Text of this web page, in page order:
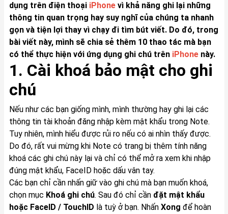
dụng trên điện thoại iPhonevì khả năng ghi lại những
thông tin quan trọng hay suy nghĩ của chúng ta nhanh
gọn và tiện lợi thay vì chạy đi tìm bút viết. Do đó, trong
bài viết này, mình sẽ chia sẻ thêm 10 thao tác mà bạn
có thể thực hiện với ứng dụng ghi chú trên iPhonenày.
1. Cài khoá bảo mật cho ghi
chú
Nếu như các bạn giống mình, mình thường hay ghi lại các
thông tin tài khoản đăng nhập kèm mật khẩu trong Note.
Tuy nhiên, mình hiểu được rủi ro nếu có ai nhìn thấy được.
Do đó, rất vui mừng khi Note có trang bị thêm tính năng
khoá các ghi chú này lại và chỉ có thể mở ra xem khi nhập
đúng mật khẩu, FaceID hoặc dấu vân tay.
Các bạn chỉ cần nhấn giữ vào ghi chú mà bạn muốn khoá,
chọn mục Khoá ghi chú. Sau đó chỉ cần đặt mật khẩu
hoặc FaceID / TouchID là tuỳ ở bạn. Nhấn Xong để hoàn